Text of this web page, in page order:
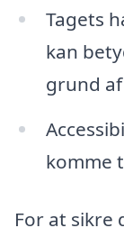
Tagets
kan
grund
komme
For at sikre